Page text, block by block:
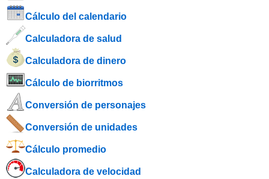
Cálculo del calendario
Calculadora de salud
Calculadora de dinero
Cálculo de biorritmos
Conversión de personajes
Conversión de unidades
Cálculo promedio
Calculadora de velocidad